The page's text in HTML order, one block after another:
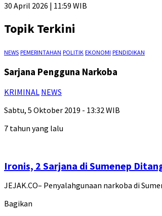
30 April 2026 | 11:59 WIB
Topik Terkini
NEWS PEMERINTAHAN POLITIK EKONOMI PENDIDIKAN
Sarjana Pengguna Narkoba
KRIMINAL NEWS
Sabtu, 5 Oktober 2019 - 13:32 WIB
7 tahun yang lalu
Ironis, 2 Sarjana di Sumenep
JEJAK.CO– Penyalahgunaan narkoba di
Bagikan